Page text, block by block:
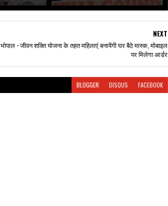
NEXT
भोपाल - जीवन शक्ति योजना के तहत महिलाएं बनायेंगी घर बैठे मास्क, मोबाइल
पर मिलेगा आर्डर
BLOGGER DISQUS FACEBOOK